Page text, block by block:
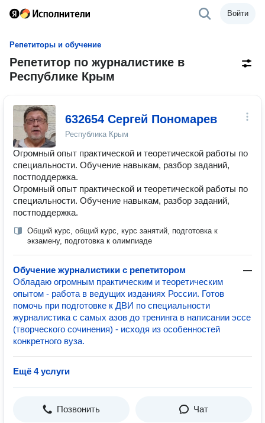
Войти
Репетиторы и обучение
Репетитор по журналистике в
Республике Крым
632654 Сергей Пономарев
Республика Крым
Огромный опыт практической и теоретической работы по
специальности. Обучение навыкам, разбор заданий,
постподдержка.
Огромный опыт практической и теоретической работы по
специальности. Обучение навыкам, разбор заданий,
постподдержка.
Общий курс, общий курс, курс занятий, подготовка к
экзамену, подготовка к олимпиаде
Обучение журналистики с репетитором
—
Обладаю огромным практическим и теоретическим
опытом - работа в ведущих изданиях России. Готов
помочь при подготовке к ДВИ по специальности
журналистика с самых азов до тренинга в написании эссе
(творческого сочинения) - исходя из особенностей
конкретного вуза.
Ещё 4 услуги
Позвонить Чат